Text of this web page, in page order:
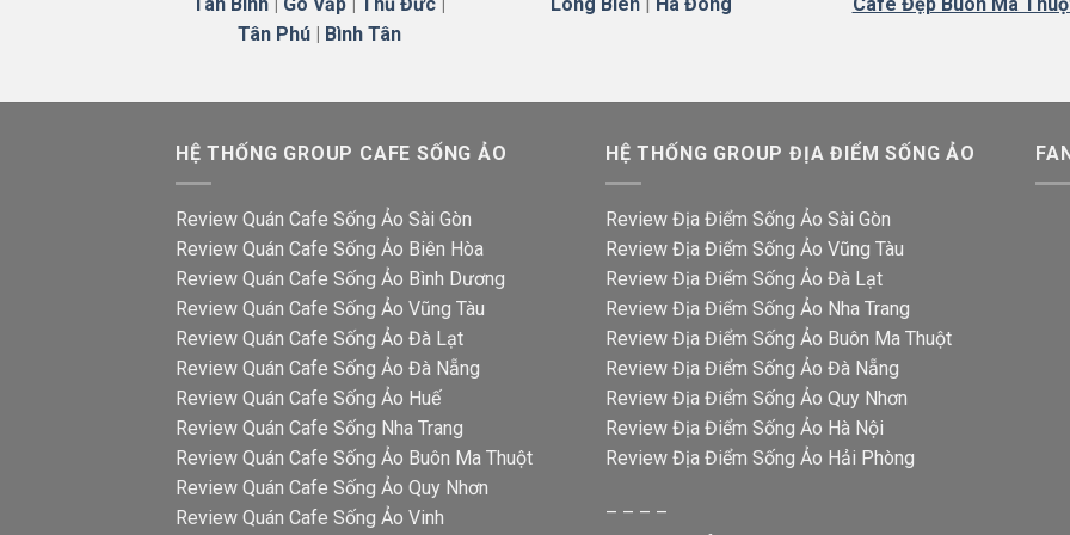
Tân Phú| Bình Tân
HỆ THỐNG GROUP CAFE SỐNG ẢO
Review Quán Cafe Sống Ảo Sài Gòn
Review Quán Cafe Sống Ảo Biên Hòa
Review Quán Cafe Sống Ảo Bình Dương
Review Quán Cafe Sống Ảo Vũng Tàu
Review Quán Cafe Sống Ảo Đà Lạt
Review Quán Cafe Sống Ảo Đà Nẵng
Review Quán Cafe Sống Ảo Huế
Review Quán Cafe Sống Nha Trang
Review Quán Cafe Sống Ảo Buôn Ma Thuột
Review Quán Cafe Sống Ảo Quy Nhơn
Review Quán Cafe Sống Ảo Vinh
HỆ THỐNG GROUP ĐỊA ĐIỂM SỐNG ẢO
Review Địa Điểm Sống Ảo Sài Gòn
Review Địa Điểm Sống Ảo Vũng Tàu
Review Địa Điểm Sống Ảo Đà Lạt
Review Địa Điểm Sống Ảo Nha Trang
Review Địa Điểm Sống Ảo Buôn Ma Thuột
Review Địa Điểm Sống Ảo Đà Nẵng
Review Địa Điểm Sống Ảo Quy Nhơn
Review Địa Điểm Sống Ảo Hà Nội
Review Địa Điểm Sống Ảo Hải Phòng
– – – –